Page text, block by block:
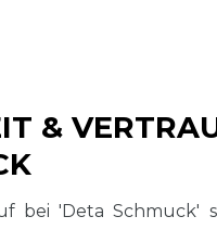
&
bei 'Deta Schmuck'